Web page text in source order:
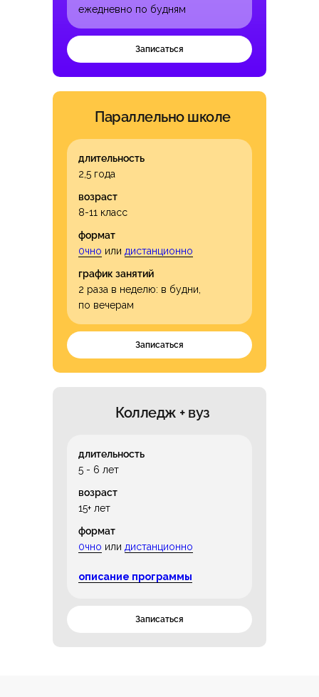
Параллельно школе
Колледж + вуз
Записаться
Записаться
Записаться
формат
0чно или дистанционно
формат
0чно или дистанционно
ежедневно по будням
график занятий
2 раза в неделю: в будни,
по вечерам
возраст
8-11 класс
длительность
2,5 года
описание программы
возраст
15+ лет
длительность
5 - 6 лет